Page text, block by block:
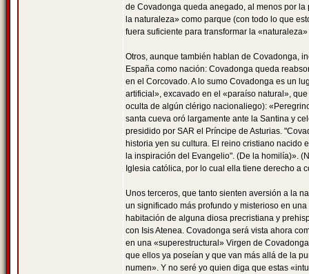
de Covadonga queda anegado, al menos por
la naturaleza» como parque (con todo lo que
fuera suficiente para transformar la
Otros, aunque también hablan de Covadonga,
España como nación: Covadonga queda
en el Corcovado. A lo sumo Covadonga es un
artificial», excavado en el «paraíso natural»,
oculta de algún clérigo nacionaliego):
santa cueva oró largamente ante la Santina y
presidido por SAR el Príncipe de Asturias.
historia yen su cultura. El reino cristiano nacido
la inspiración del Evangelio". (De la homilía)».
Iglesia católica, por lo cual ella tiene derecho a
Unos terceros, que tanto sienten aversión a la
un significado más profundo y misterioso en
habitación de alguna diosa precristiana y
con Isis Atenea. Covadonga será vista ahora
en una «superestructural» Virgen de
que ellos ya poseían y que van más allá de la
numen». Y no seré yo quien diga que estas